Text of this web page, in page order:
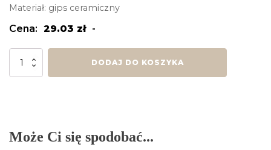
Materiał: gips ceramiczny
Cena: 29.03 zł -
ilość
Narożnik
DODAJ DO KOSZYKA
Może Ci się spodobać...